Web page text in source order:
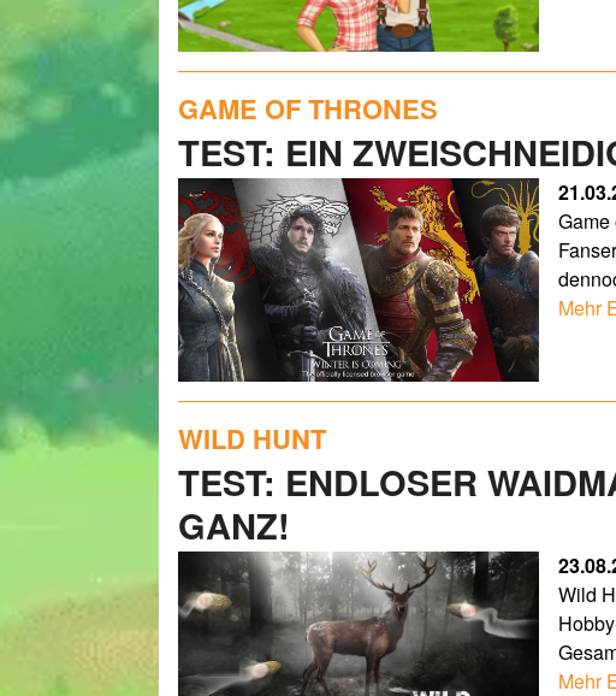
GAME OF THRONES
TEST: EIN
Game
Mehr
WILD HUNT
TEST: ENDLOSER
ANZ!
Wild
Mehr